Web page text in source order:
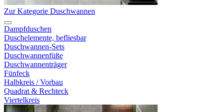
Zur Kategorie Duschwannen
Dampfduschen
Duschelemente, befliesbar
Duschwannen-Sets
Duschwannenfüße
Duschwannenträger
Fünfeck
Halbkreis / Vorbau
Quadrat & Rechteck
Viertelkreis